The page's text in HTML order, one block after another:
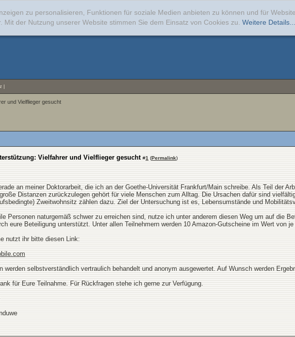
zu personalisieren, Funktionen für soziale Medien anbieten zu können und für
der Nutzung unserer Website stimmen Sie dem Einsatz von Cookies zu. Weitere Details...
|
und Vielflieger gesucht
Vielfahrer und Vielflieger gesucht #1 (Permalink)
an meiner Doktorarbeit, die ich an der Goethe-Universität Frankfurt/Main schreibe. Als Teil der
Distanzen zurückzulegen gehört für viele Menschen zum Alltag. Die Ursachen dafür sind
Zweitwohnsitz zählen dazu. Ziel der Untersuchung ist es, Lebensumstände und
Personen naturgemäß schwer zu erreichen sind, nutze ich unter anderem diesen Weg um auf die
eure Beteiligung unterstützt. Unter allen Teilnehmern werden 10 Amazon-Gutscheine im Wert von
nutzt ihr bitte diesen Link:
werden selbstverständlich vertraulich behandelt und anonym ausgewertet. Auf Wunsch werden
für Eure Teilnahme. Für Rückfragen stehe ich gerne zur Verfügung.